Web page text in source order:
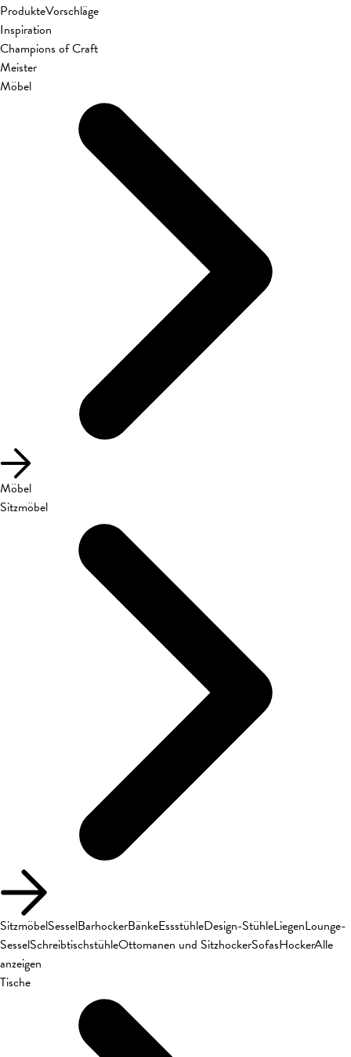
ProdukteVorschläge
Inspiration
Champions of Craft
Meister
Möbel
Möbel
Sitzmöbel
SitzmöbelSesselBarhockerBänkeEssstühleDesign-StühleLiegenLounge-
SesselSchreibtischstühleOttomanen und SitzhockerSofasHockerAlle
anzeigen
Tische